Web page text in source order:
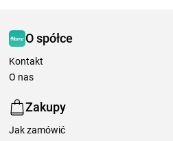
O spółce
Kontakt
O nas
Zakupy
Jak zamówić